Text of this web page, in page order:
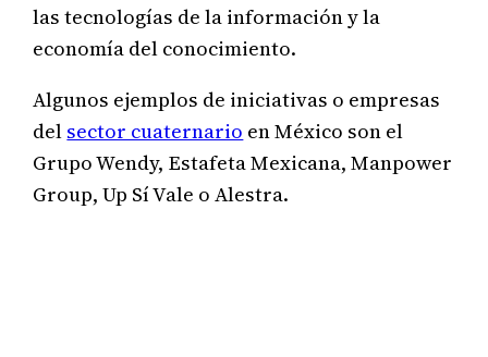
las tecnologías de la información y la
economía del conocimiento.
Algunos ejemplos de iniciativas o empresas
del sector cuaternario en México son el
Grupo Wendy, Estafeta Mexicana, Manpower
Group, Up Sí Vale o Alestra.